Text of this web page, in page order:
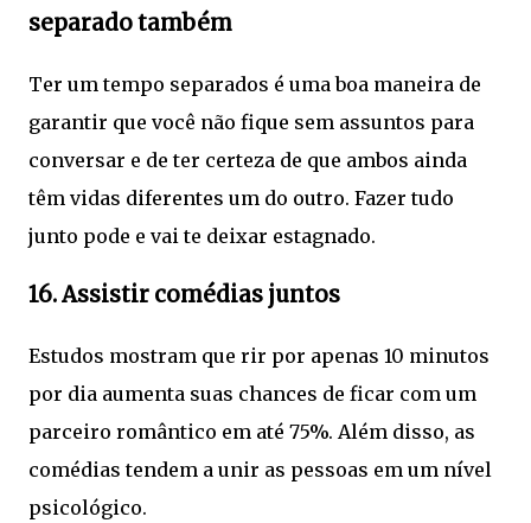
separado também
Ter um tempo separados é uma boa maneira de
garantir que você não fique sem assuntos para
conversar e de ter certeza de que ambos ainda
têm vidas diferentes um do outro. Fazer tudo
junto pode e vai te deixar estagnado.
16. Assistir comédias juntos
Estudos mostram que rir por apenas 10 minutos
por dia aumenta suas chances de ficar com um
parceiro romântico em até 75%. Além disso, as
comédias tendem a unir as pessoas em um nível
psicológico.